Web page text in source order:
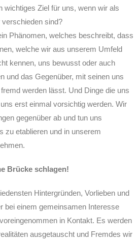
wichtiges Ziel für uns, wenn wir als
sind?
Phänomen, welches beschreibt, dass
welche wir aus unserem Umfeld
kennen, uns bewusst oder auch
und das Gegenüber, mit seinen uns
werden lässt. Und Dinge die uns
erst einmal vorsichtig werden. Wir
gegenüber ab und tun uns
zu etablieren und in unserem
Brücke schlagen!
Hintergründen, Vorlieben und
bei einem gemeinsamen Interesse
in Kontakt. Es werden
ausgetauscht und Fremdes wir